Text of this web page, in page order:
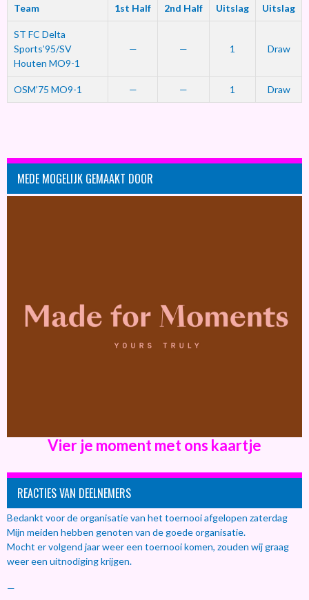
Team 1st Half 2nd Half Uitslag Uitslag
ST FC Delta
Sports’95/SV
Houten MO9-1
— — 1 Draw
OSM’75 MO9-1 — — 1 Draw
MEDE MOGELIJK GEMAAKT DOOR
Vier je moment met ons kaartje
REACTIES VAN DEELNEMERS
Bedankt voor de organisatie van het toernooi afgelopen zaterdag
Mijn meiden hebben genoten van de goede organisatie.
Mocht er volgend jaar weer een toernooi komen, zouden wij graag
weer een uitnodiging krijgen.
—